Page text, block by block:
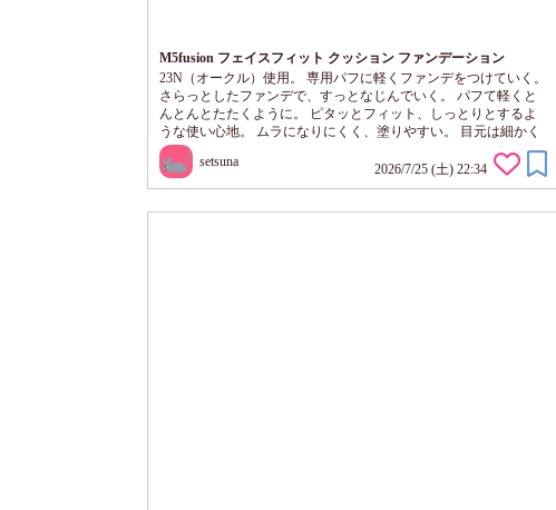
M5fusion フェイスフィット クッション ファンデーション
23N（オークル）使用。 専用パフに軽くファンデをつけていく。
さらっとしたファンデで、すっとなじんでいく。 パフて軽くと
んとんとたたくように。 ピタッとフィット、しっとりとするよ
うな使い心地。 ムラになりにくく、塗りやすい。 目元は細かく
なじませ、薄く塗り重ねると良かったです。 肌の乾燥や部分的
な色ムラが気になる私に合ってる、クッションファンデーション
でした。
setsuna 2026/7/25 (土) 22:34